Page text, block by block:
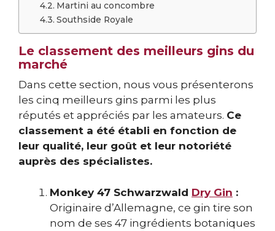
Martini au concombre
Southside Royale
Le classement des meilleurs gins du
marché
Dans cette section, nous vous présenterons
les cinq meilleurs gins parmi les plus
réputés et appréciés par les amateurs. Ce
classement a été établi en fonction de
leur qualité, leur goût et leur notoriété
auprès des spécialistes.
Monkey 47 Schwarzwald Dry Gin :
Originaire d’Allemagne, ce gin tire son
nom de ses 47 ingrédients botaniques